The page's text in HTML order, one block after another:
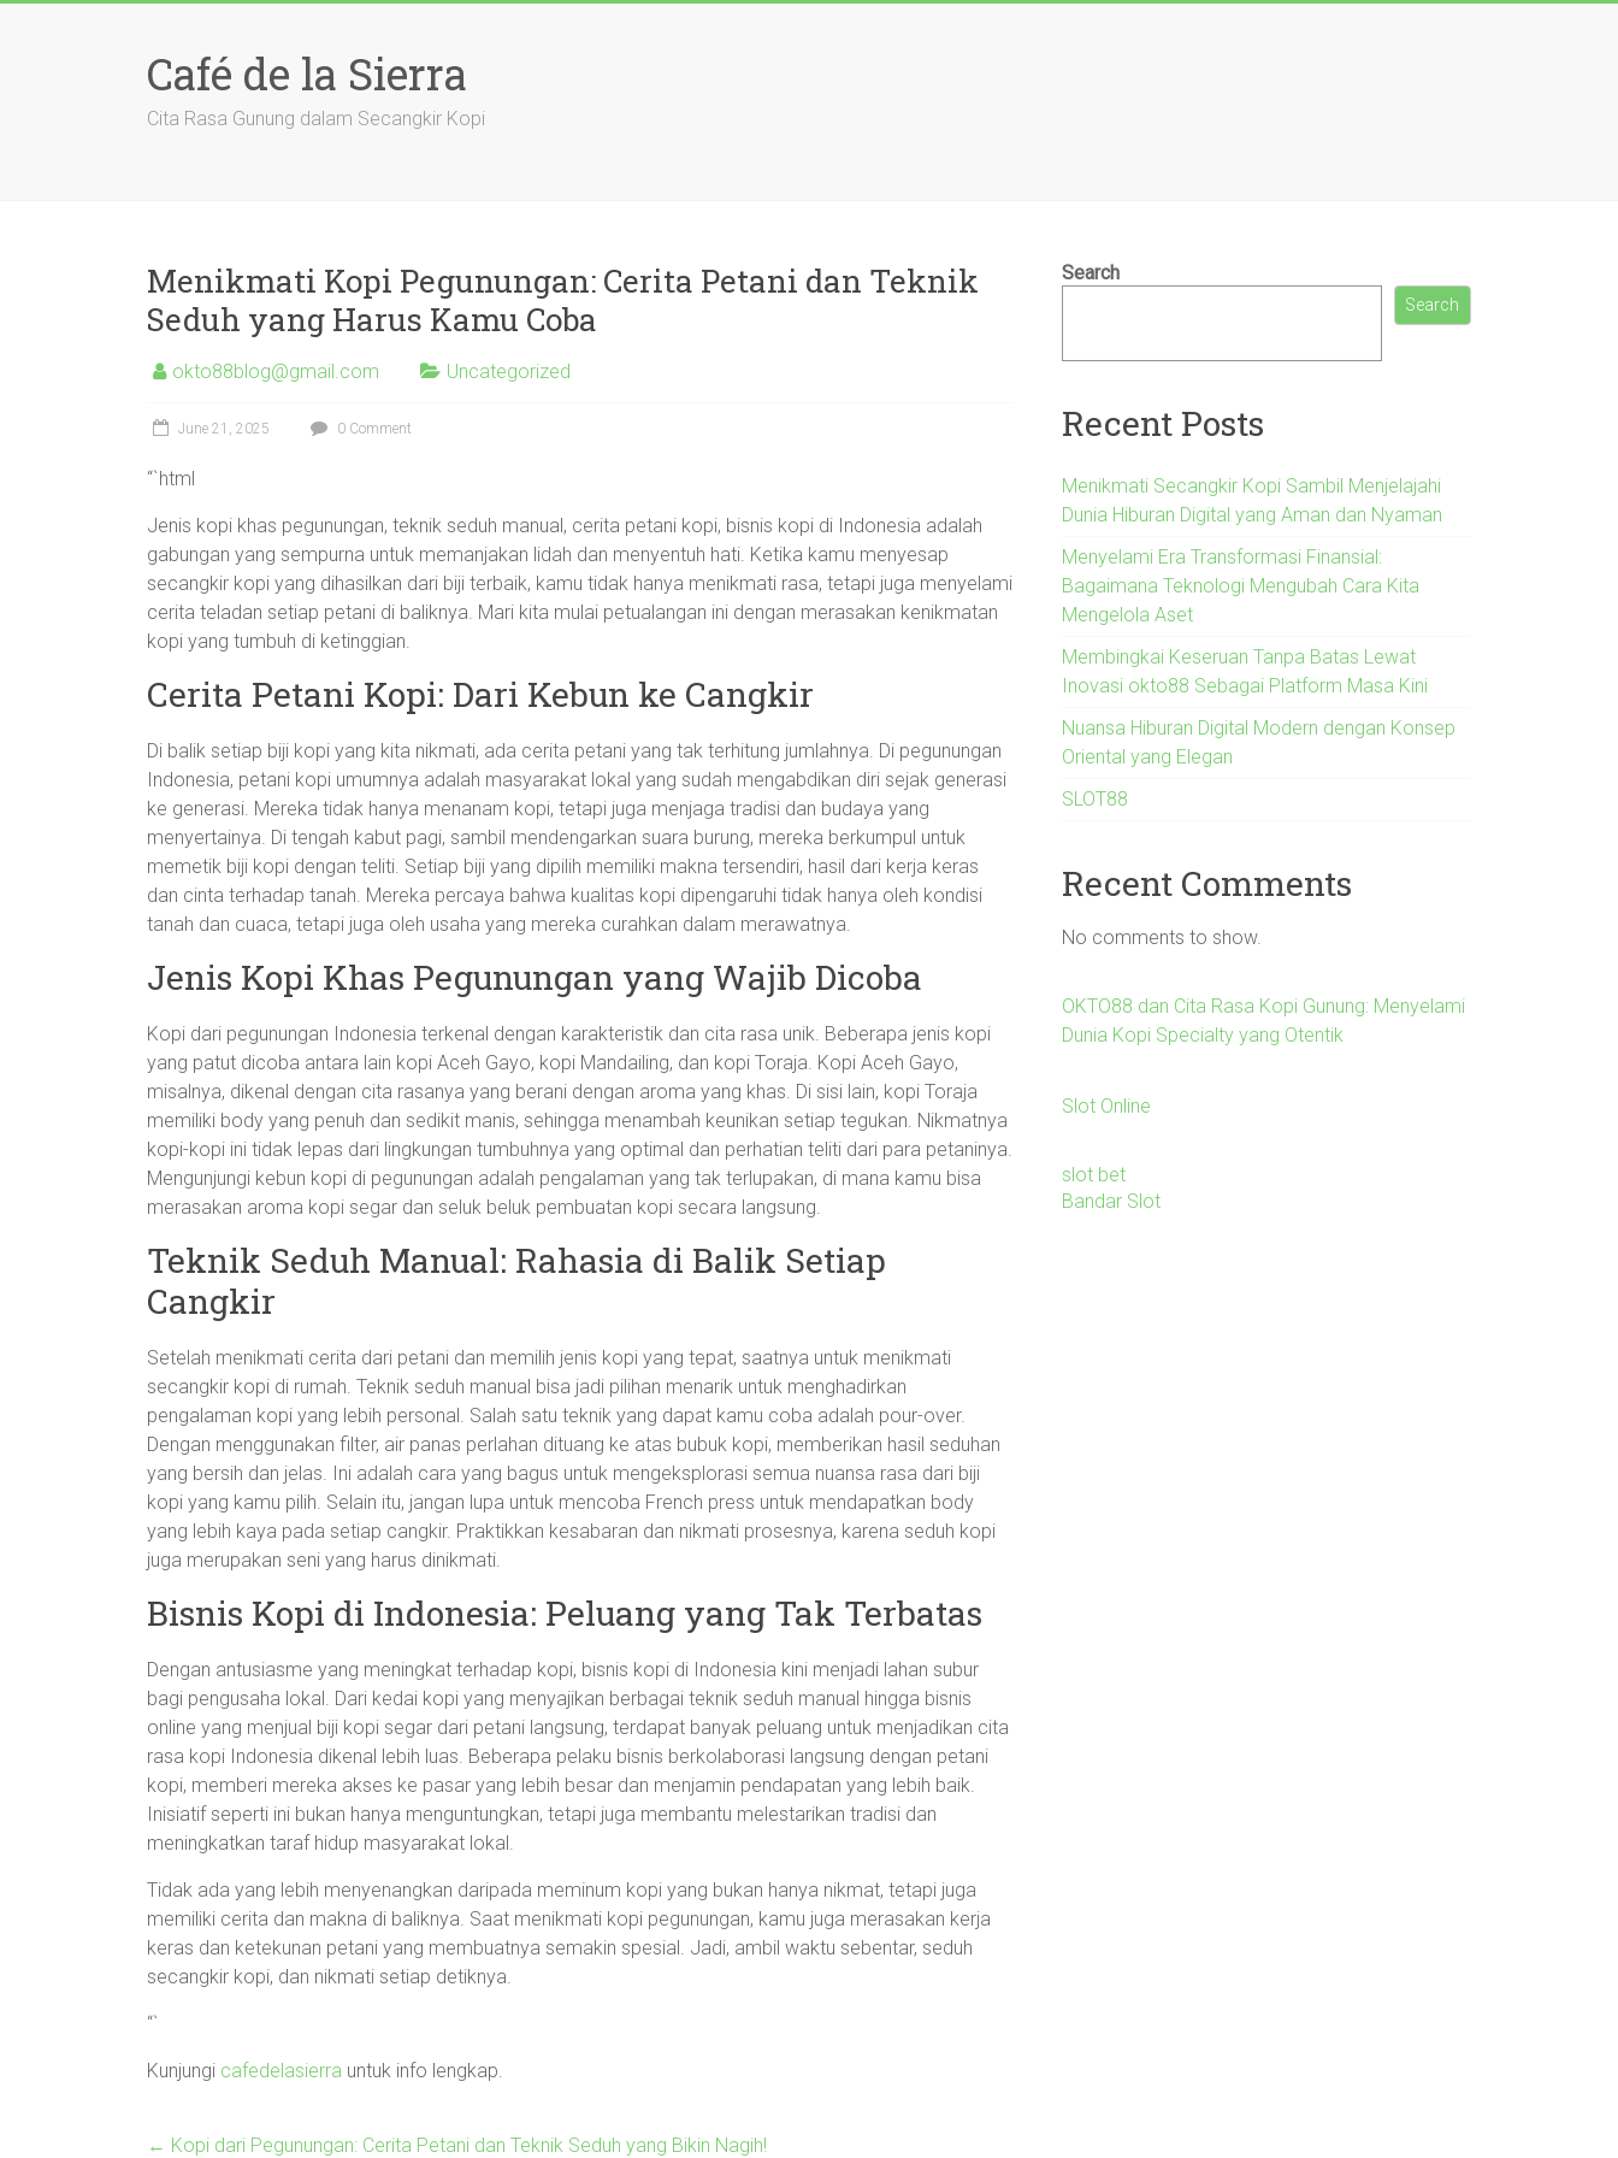
Café de la Sierra
Cita Rasa Gunung dalam Secangkir Kopi
Menikmati Kopi Pegunungan: Cerita Petani dan Teknik
Seduh yang Harus Kamu Coba
okto88blog@gmail.com Uncategorized
June 21, 2025 0 Comment
“`html
Jenis kopi khas pegunungan, teknik seduh manual, cerita petani kopi, bisnis kopi di Indonesia adalah
gabungan yang sempurna untuk memanjakan lidah dan menyentuh hati. Ketika kamu menyesap
secangkir kopi yang dihasilkan dari biji terbaik, kamu tidak hanya menikmati rasa, tetapi juga menyelami
cerita teladan setiap petani di baliknya. Mari kita mulai petualangan ini dengan merasakan kenikmatan
kopi yang tumbuh di ketinggian.
Cerita Petani Kopi: Dari Kebun ke Cangkir
Di balik setiap biji kopi yang kita nikmati, ada cerita petani yang tak terhitung jumlahnya. Di pegunungan
Indonesia, petani kopi umumnya adalah masyarakat lokal yang sudah mengabdikan diri sejak generasi
ke generasi. Mereka tidak hanya menanam kopi, tetapi juga menjaga tradisi dan budaya yang
menyertainya. Di tengah kabut pagi, sambil mendengarkan suara burung, mereka berkumpul untuk
memetik biji kopi dengan teliti. Setiap biji yang dipilih memiliki makna tersendiri, hasil dari kerja keras
dan cinta terhadap tanah. Mereka percaya bahwa kualitas kopi dipengaruhi tidak hanya oleh kondisi
tanah dan cuaca, tetapi juga oleh usaha yang mereka curahkan dalam merawatnya.
Jenis Kopi Khas Pegunungan yang Wajib Dicoba
Kopi dari pegunungan Indonesia terkenal dengan karakteristik dan cita rasa unik. Beberapa jenis kopi
yang patut dicoba antara lain kopi Aceh Gayo, kopi Mandailing, dan kopi Toraja. Kopi Aceh Gayo,
misalnya, dikenal dengan cita rasanya yang berani dengan aroma yang khas. Di sisi lain, kopi Toraja
memiliki body yang penuh dan sedikit manis, sehingga menambah keunikan setiap tegukan. Nikmatnya
kopi-kopi ini tidak lepas dari lingkungan tumbuhnya yang optimal dan perhatian teliti dari para petaninya.
Mengunjungi kebun kopi di pegunungan adalah pengalaman yang tak terlupakan, di mana kamu bisa
merasakan aroma kopi segar dan seluk beluk pembuatan kopi secara langsung.
Teknik Seduh Manual: Rahasia di Balik Setiap
Cangkir
Setelah menikmati cerita dari petani dan memilih jenis kopi yang tepat, saatnya untuk menikmati
secangkir kopi di rumah. Teknik seduh manual bisa jadi pilihan menarik untuk menghadirkan
pengalaman kopi yang lebih personal. Salah satu teknik yang dapat kamu coba adalah pour-over.
Dengan menggunakan filter, air panas perlahan dituang ke atas bubuk kopi, memberikan hasil seduhan
yang bersih dan jelas. Ini adalah cara yang bagus untuk mengeksplorasi semua nuansa rasa dari biji
kopi yang kamu pilih. Selain itu, jangan lupa untuk mencoba French press untuk mendapatkan body
yang lebih kaya pada setiap cangkir. Praktikkan kesabaran dan nikmati prosesnya, karena seduh kopi
juga merupakan seni yang harus dinikmati.
Bisnis Kopi di Indonesia: Peluang yang Tak Terbatas
Dengan antusiasme yang meningkat terhadap kopi, bisnis kopi di Indonesia kini menjadi lahan subur
bagi pengusaha lokal. Dari kedai kopi yang menyajikan berbagai teknik seduh manual hingga bisnis
online yang menjual biji kopi segar dari petani langsung, terdapat banyak peluang untuk menjadikan cita
rasa kopi Indonesia dikenal lebih luas. Beberapa pelaku bisnis berkolaborasi langsung dengan petani
kopi, memberi mereka akses ke pasar yang lebih besar dan menjamin pendapatan yang lebih baik.
Inisiatif seperti ini bukan hanya menguntungkan, tetapi juga membantu melestarikan tradisi dan
meningkatkan taraf hidup masyarakat lokal.
Tidak ada yang lebih menyenangkan daripada meminum kopi yang bukan hanya nikmat, tetapi juga
memiliki cerita dan makna di baliknya. Saat menikmati kopi pegunungan, kamu juga merasakan kerja
keras dan ketekunan petani yang membuatnya semakin spesial. Jadi, ambil waktu sebentar, seduh
secangkir kopi, dan nikmati setiap detiknya.
“`
Kunjungi cafedelasierra untuk info lengkap.
← Kopi dari Pegunungan: Cerita Petani dan Teknik Seduh yang Bikin Nagih!
Search
Search
Recent Posts
Menikmati Secangkir Kopi Sambil Menjelajahi
Dunia Hiburan Digital yang Aman dan Nyaman
Menyelami Era Transformasi Finansial:
Bagaimana Teknologi Mengubah Cara Kita
Mengelola Aset
Membingkai Keseruan Tanpa Batas Lewat
Inovasi okto88 Sebagai Platform Masa Kini
Nuansa Hiburan Digital Modern dengan Konsep
Oriental yang Elegan
SLOT88
Recent Comments
No comments to show.
OKTO88 dan Cita Rasa Kopi Gunung: Menyelami
Dunia Kopi Specialty yang Otentik
Slot Online
slot bet
Bandar Slot